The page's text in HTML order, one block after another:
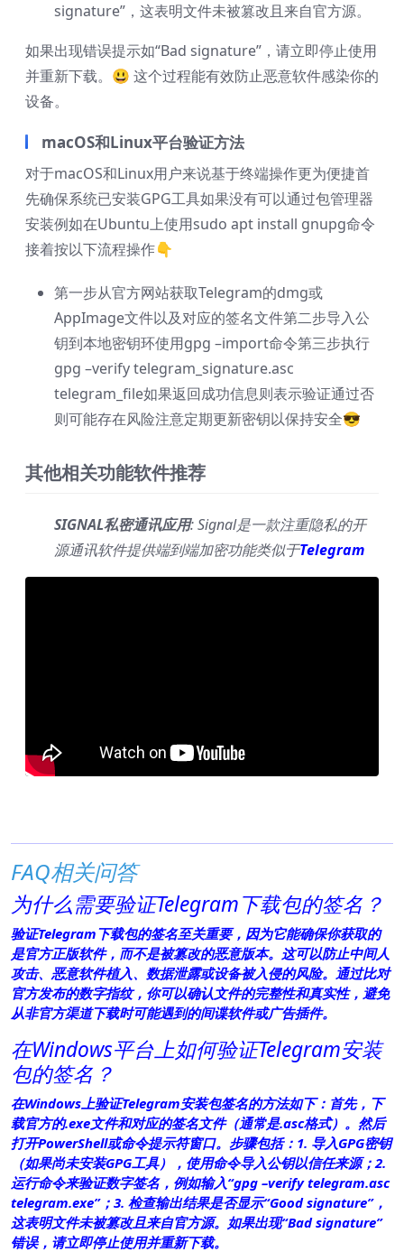
signature”，这表明文件未被篡改且来自官方源。
如果出现错误提示如“Bad signature”，请立即停止使用
并重新下载。😃 这个过程能有效防止恶意软件感染你的
设备。
macOS和Linux平台验证方法
对于macOS和Linux用户来说基于终端操作更为便捷首
先确保系统已安装GPG工具如果没有可以通过包管理器
安装例如在Ubuntu上使用sudo apt install gnupg命令
接着按以下流程操作👇
第一步从官方网站获取Telegram的dmg或
AppImage文件以及对应的签名文件第二步导入公
钥到本地密钥环使用gpg –import命令第三步执行
gpg –verify telegram_signature.asc
telegram_file如果返回成功信息则表示验证通过否
则可能存在风险注意定期更新密钥以保持安全😎
其他相关功能软件推荐
SIGNAL私密通讯应用: Signal是一款注重隐私的开
源通讯软件提供端到端加密功能类似于Telegram
FAQ相关问答
为什么需要验证Telegram下载包的签名？
验证Telegram下载包的签名至关重要，因为它能确保你获取的
是官方正版软件，而不是被篡改的恶意版本。这可以防止中间人
攻击、恶意软件植入、数据泄露或设备被入侵的风险。通过比对
官方发布的数字指纹，你可以确认文件的完整性和真实性，避免
从非官方渠道下载时可能遇到的间谍软件或广告插件。
在Windows平台上如何验证Telegram安装
包的签名？
在Windows上验证Telegram安装包签名的方法如下：首先，下
载官方的.exe文件和对应的签名文件（通常是.asc格式）。然后
打开PowerShell或命令提示符窗口。步骤包括：1. 导入GPG密钥
（如果尚未安装GPG工具），使用命令导入公钥以信任来源；2.
运行命令来验证数字签名，例如输入“gpg –verify telegram.asc
telegram.exe”；3. 检查输出结果是否显示“Good signature”，
这表明文件未被篡改且来自官方源。如果出现“Bad signature”
错误，请立即停止使用并重新下载。